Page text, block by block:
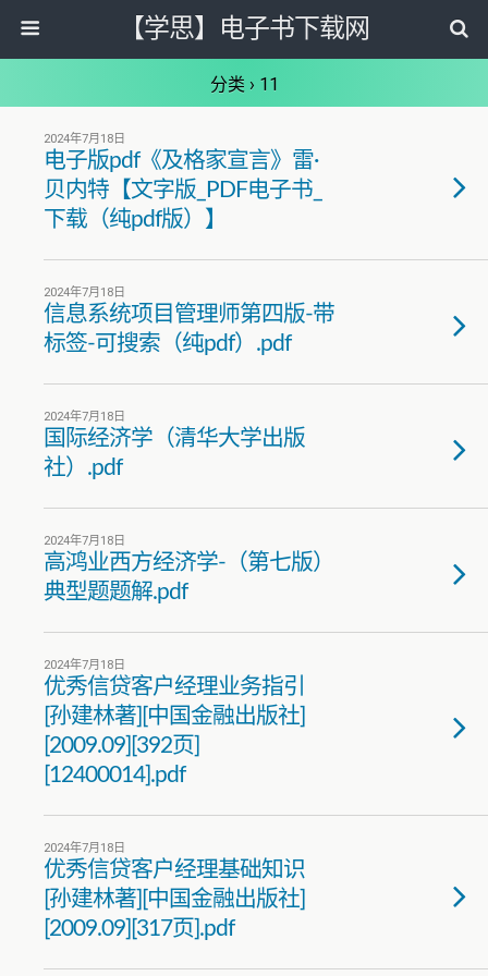
【学思】电子书下载网
分类 › 11
2024年7月18日
电子版pdf《及格家宣言》雷·
贝内特【文字版_PDF电子书_
下载（纯pdf版）】
2024年7月18日
信息系统项目管理师第四版-带
标签-可搜索（纯pdf）.pdf
2024年7月18日
国际经济学（清华大学出版
社）.pdf
2024年7月18日
高鸿业西方经济学-（第七版）
典型题题解.pdf
2024年7月18日
优秀信贷客户经理业务指引
[孙建林著][中国金融出版社]
[2009.09][392页]
[12400014].pdf
2024年7月18日
优秀信贷客户经理基础知识
[孙建林著][中国金融出版社]
[2009.09][317页].pdf